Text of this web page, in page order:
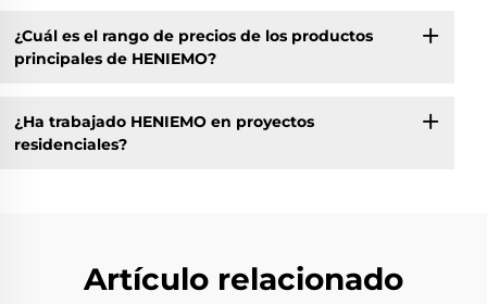
¿Cuál es el rango de precios de los productos
principales de HENIEMO?
¿Ha trabajado HENIEMO en proyectos
residenciales?
Artículo relacionado